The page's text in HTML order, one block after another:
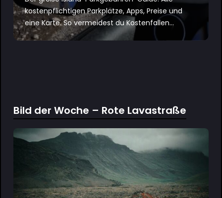
kostenpflichtigen Parkplätze, Apps, Preise und
eine Karte. So vermeidest du Kostenfallen...
Bild der Woche – Rote Lavastraße